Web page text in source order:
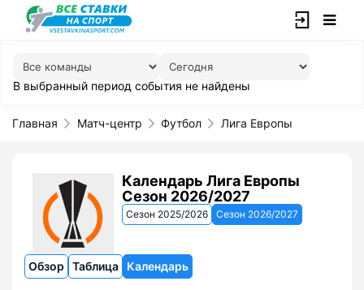
В выбранный период события не найдены
Главная Матч-центр Футбол Лига Европы
Календарь Лига Европы
Сезон 2026/2027
Сезон 2025/2026 Сезон 2026/2027
Обзор Таблица Календарь